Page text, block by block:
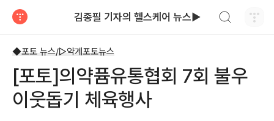
김종필 기자의 헬스케어 뉴스▶
◆포토 뉴스/▷약계포토뉴스
[포토]의약퓸유통협회 7회 불우
이웃돕기 체육행사